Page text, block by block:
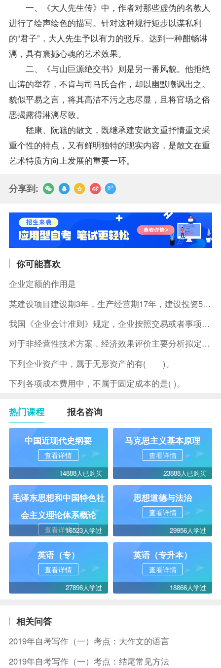
一、《大人先生传》中，作者对那些虚伪的名教人
进行了绘声绘色的描写。针对这种规行矩步以谋私利
的“君子”，大人先生予以有力的驳斥。达到一种酣畅淋
漓，具有震撼心魂的艺术效果。
二、《与山巨源绝交书》则是另一番风貌。他拒绝
山涛的举荐，不肯与司马氏合作，却以幽默嘲讽出之。
貌似平易之言，将其高洁不污之志尽显，且将官场之俗
恶揭露得淋漓尽致。
嵇康、阮籍的散文，既继承建安散文重抒情重文采
重个性的特点，又有鲜明独特的现实内容，是散文在重
艺术特质方向上发展的重要一环。
分享到:
你可能喜欢
企业定额的作用是
某建设项目建设期3年，生产经营期17年，建设投资5500万元
我国《企业会计准则》规定，企业按照交易或者事项的经济特征确定
对于非经营性技术方案，经济效果评价主要分析拟定方案的( )。
下列企业资产中，属于无形资产的有( )。
下列各项成本费用中，不属于固定成本的是( )。
热门课程 报名咨询
中国近现代史纲要
查看详情
14888人已购买
马克思主义基本原理
查看详情
23888人已购买
毛泽东思想和中国特色社
会主义理论体系概论
查看详情16523人学过
思想道德与法治
查看详情
29956人学过
英语（专）
查看详情
27896人学过
英语（专升本）
查看详情
18866人学过
相关问答
2019年自考写作（一）考点：大作文的语言
2019年自考写作（一）考点：结尾常见方法